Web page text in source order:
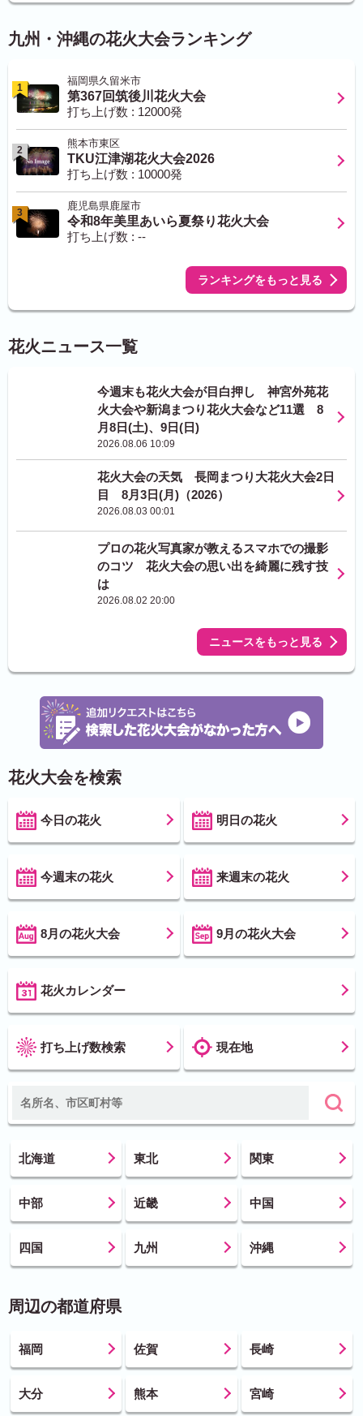
九州・沖縄の花火大会ランキング
1
福岡県久留米市
第367回筑後川花火大会
打ち上げ数 : 12000発
2
熊本市東区
TKU江津湖花火大会2026
打ち上げ数 : 10000発
3
鹿児島県鹿屋市
令和8年美里あいら夏祭り花火大会
打ち上げ数 : --
ランキングをもっと見る
花火ニュース一覧
今週末も花火大会が目白押し 神宮外苑花
火大会や新潟まつり花火大会など11選 8
月8日(土)、9日(日)
2026.08.06 10:09
花火大会の天気 長岡まつり大花火大会2日
目 8月3日(月)（2026）
2026.08.03 00:01
プロの花火写真家が教えるスマホでの撮影
のコツ 花火大会の思い出を綺麗に残す技
は
2026.08.02 20:00
ニュースをもっと見る
花火大会を検索
今日の花火 明日の花火
今週末の花火 来週末の花火
8月の花火大会 9月の花火大会
花火カレンダー
打ち上げ数検索 現在地
北海道 東北 関東
中部 近畿 中国
四国 九州 沖縄
周辺の都道府県
福岡 佐賀 長崎
大分 熊本 宮崎